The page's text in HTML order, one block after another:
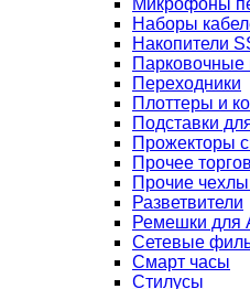
Микрофоны
Наборы
Накопители
Парковочные
Переходники
Плоттеры и
Подставки
Прожекторы
Прочее
Прочие
Разветвители
Ремешки для
Сетевые
Смарт часы
Стилусы